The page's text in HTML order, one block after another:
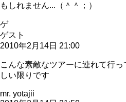
もしれません...（＾＾；）
ゲ
ゲスト
2010年2月14日 21:00
こんな素敵なツアーに連れて行
しい限りです
mr. yotajii